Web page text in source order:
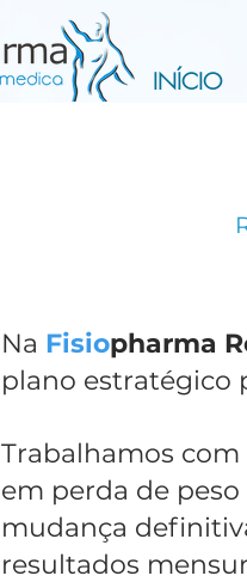
INÍCIO
Na Fisiopharma
plano estratégico
Trabalhamos
em perda de
mudança
resultados